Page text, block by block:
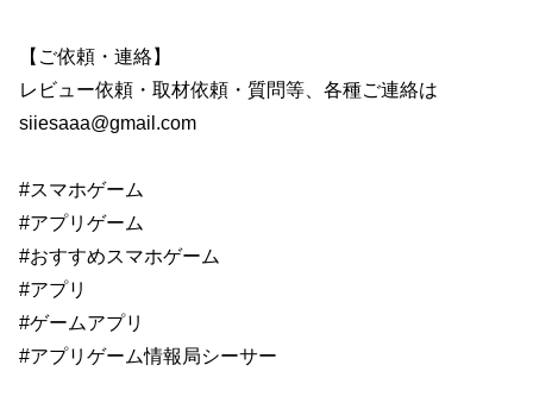
【ご依頼・連絡】
レビュー依頼・取材依頼・質問等、各種ご連絡は
siiesaaa@gmail.com
#スマホゲーム
#アプリゲーム
#おすすめスマホゲーム
#アプリ
#ゲームアプリ
#アプリゲーム情報局シーサー